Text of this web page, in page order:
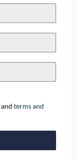
andterms and